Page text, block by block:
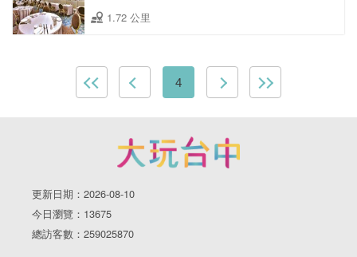
1.72 公里
4
更新日期：2026-08-10
今日瀏覽：13675
總訪客數：259025870